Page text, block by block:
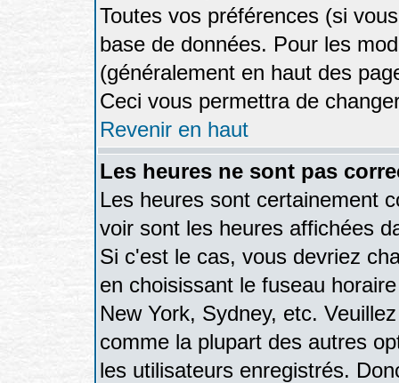
Toutes vos préférences (si
base de données. Pour les
(généralement en haut des
Ceci vous permettra de
Revenir en haut
Les heures ne sont pas
Les heures sont certainement
voir sont les heures affichées
Si c'est le cas, vous devriez
en choisissant le fuseau
New York, Sydney, etc.
comme la plupart des autres
les utilisateurs enregistrés.